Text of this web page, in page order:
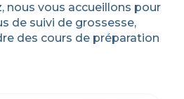
nous vous accueillons pour
de suivi de grossesse,
des cours de préparation